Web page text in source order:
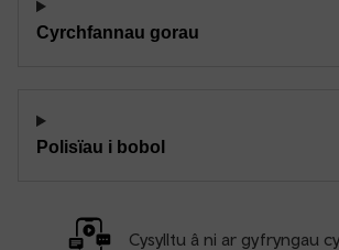
Cyrchfannau gorau
Polisïau i bobol
Cysylltu â ni ar gyfryngau